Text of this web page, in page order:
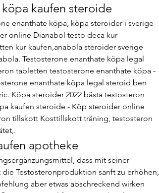
kaufen steroide
online Dianabol testo deca kur
kur kaufen,anabola steroider sverige
Testosterone enanthate köpa legal
tabletten testosterone enanthate köpa -
enanthate köpa legal steroid ben
Köpa steroider 2022 bästa testosteron
kaufen steroide - Köp steroider online
tillskott Kosttillskott träning, testosteron
apotheke
Testosteronproduktion sanft zu erhöhen,
aber etwas abschreckend wirken